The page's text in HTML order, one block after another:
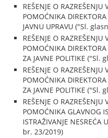
REŠENJE O
POMOĆNIKA
JAVNU UPRAVU ("Sl.
REŠENJE O
POMOĆNIKA DIREKTORA
ZA JAVNE POLITIKE ("Sl.
REŠENJE O
POMOĆNIKA DIREKTORA
ZA JAVNE POLITIKE ("Sl.
REŠENJE O
POMOĆNIKA GLAVNOG
ISTRAŽIVANJE NESREĆA
br. 23/2019)